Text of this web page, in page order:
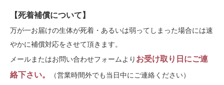
【死着補償について】
万が一お届けの生体が死着・あるいは弱ってしまった場合には速
やかに補償対応をさせて頂きます。
メールまたはお問い合わせフォームより お受け取り日にご連
絡下さい。
（営業時間外でも当日中にご連絡ください）